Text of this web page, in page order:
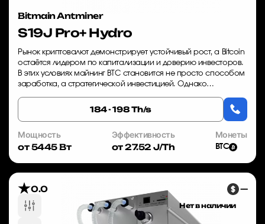
Bitmain Antminer
S19J Pro+ Hydro
Рынок криптовалют демонстрирует устойчивый рост, а Bitcoin
остаётся лидером по капитализации и доверию инвесторов.
В этих условиях майнинг BTC становится не просто способом
заработка, а стратегической инвестицией. Однако
184 - 198 Th/s
Мощность
от 5445 Вт
Эффективность
от 27.52 J/Th
Монеты
BTC
—
Нет в наличии
0.0